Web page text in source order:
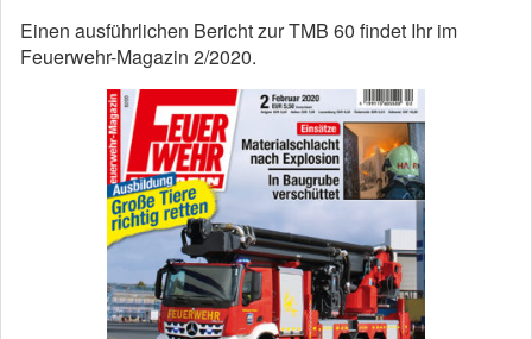
Einen ausführlichen Bericht zur TMB 60 findet Ihr im
Feuerwehr-Magazin 2/2020.